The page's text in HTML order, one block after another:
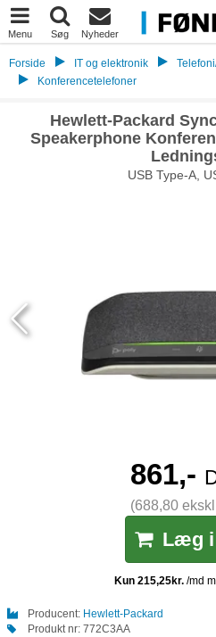
Menu Søg Nyheder
Forside IT og elektronik
Konferencetelefoner
Hewlett-Packard
Speakerphone
USB Type-A,
861,-
(688,80
Læg
Producent: Hewlett-Packard
Produkt nr: 772C3AA